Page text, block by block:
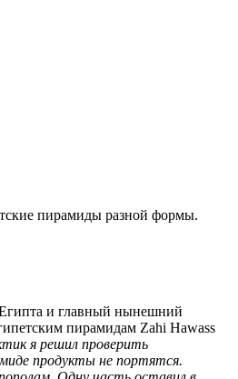
пирамиды разной формы.
и главный нынешний
пирамидам Zahi Hawass
я решил проверить
продукты не портятся.